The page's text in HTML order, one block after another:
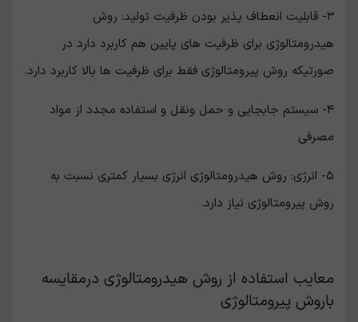
٣- قابلیت انعطاف پذیر بودن ظرفیت تولید: روش
ھیدرومتالوژی برای ظرفیت ھای پایین ھم کاربرد دارد در
صورتیکه روش پیرومتالوژی فقط برای ظرفیت ھا بالا کاربرد دارد.
٤- سیستم جابجایی و حمل ونقل و استفاده مجدد از مواد
مصرفی
٥- انرژی: روش ھیدرومتالوژی انرژی بسیار کمتری نسبت به
روش پیرومتالوژی نیاز دارد.
معایب استفاده از روش ھیدرومتالوژی درمقایسه
باروش پیرومتالوژی